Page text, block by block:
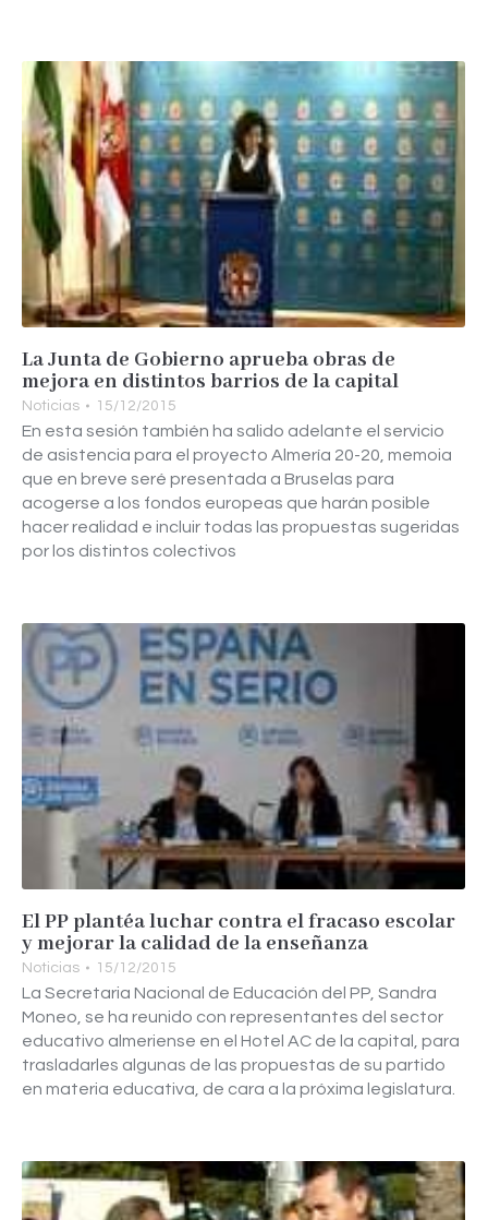
La Junta de Gobierno aprueba obras de
mejora en distintos barrios de la capital
Noticias 15/12/2015
En esta sesión también ha salido adelante el servicio
de asistencia para el proyecto Almería 20-20, memoia
que en breve seré presentada a Bruselas para
acogerse a los fondos europeas que harán posible
hacer realidad e incluir todas las propuestas sugeridas
por los distintos colectivos
El PP plantéa luchar contra el fracaso escolar
y mejorar la calidad de la enseñanza
Noticias 15/12/2015
La Secretaria Nacional de Educación del PP, Sandra
Moneo, se ha reunido con representantes del sector
educativo almeriense en el Hotel AC de la capital, para
trasladarles algunas de las propuestas de su partido
en materia educativa, de cara a la próxima legislatura.